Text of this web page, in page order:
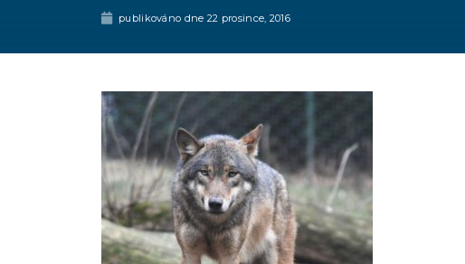
publikováno dne 22 prosince, 2016